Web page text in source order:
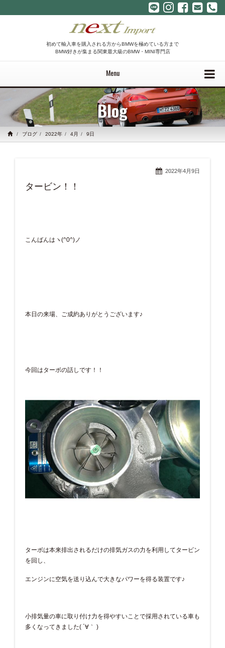
初めて輸入車を購入される方からBMWを極めている方まで
BMW好きが集まる関東最大級のBMW・MINI専門店
Menu
Blog
ブログ 2022年 4月 9日
2022年4月9日
タービン！！
こんばんはヽ(^0^)ノ
本日の来場、ご成約ありがとうございます♪
今回はターボの話しです！！
ターボは本来排出されるだけの排気ガスの力を利用してタービン
を回し、
エンジンに空気を送り込んで大きなパワーを得る装置です♪
小排気量の車に取り付け力を得やすいことで採用されている車も
多くなってきました( ´∀｀ )